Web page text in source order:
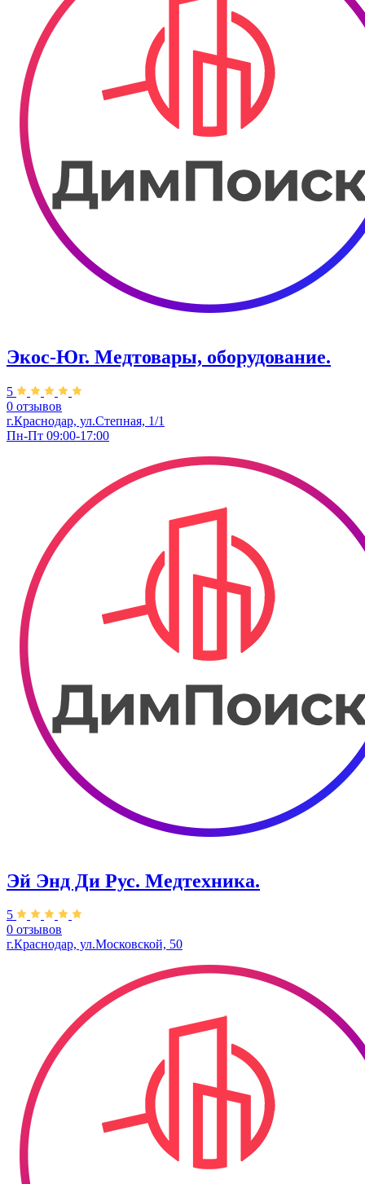
Экос-Юг. Медтовары, оборудование.
5
0 отзывов
г.Краснодар, ул.Степная, 1/1
Пн-Пт 09:00-17:00
Эй Энд Ди Рус. Медтехника.
5
0 отзывов
г.Краснодар, ул.Московской, 50